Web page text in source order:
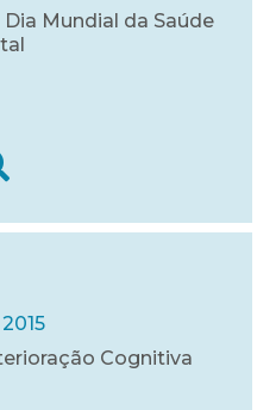
Mundial da Saúde
Cognitiva